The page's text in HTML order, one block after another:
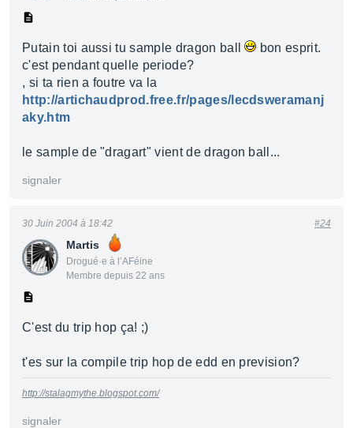
Putain toi aussi tu sample dragon ball
bon esprit.
c'est pendant quelle periode?
, si ta rien a foutre va la
http://artichaudprod.free.fr/pages/lecdsweramanj
aky.htm
le sample de "dragart" vient de dragon ball...
signaler
Martis
Drogué·e à l’AFéine
Membre depuis 22 ans
30 Juin 2004 à 18:42 #24
C'est du trip hop ça! ;)
t'es sur la compile trip hop de edd en prevision?
http://stalagmythe.blogspot.com/
signaler